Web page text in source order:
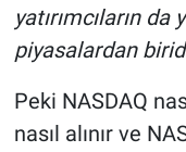
yatırımcıların
piyasalardan
Peki NASDAQ
nasıl alınır ve